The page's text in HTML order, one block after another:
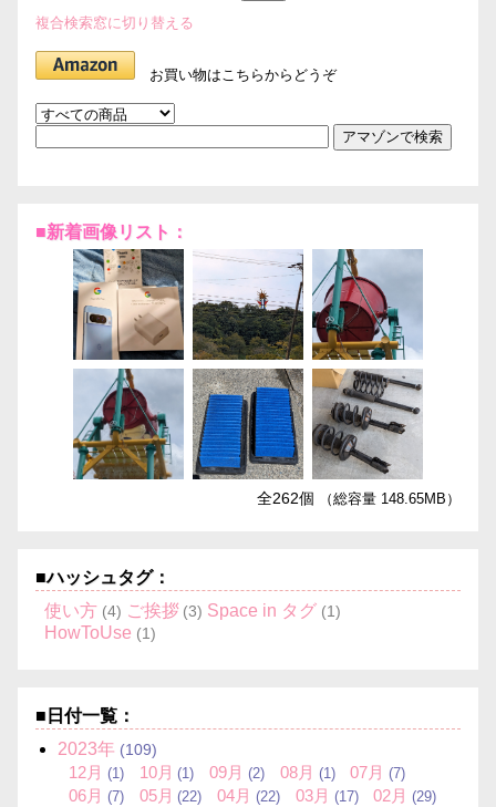
複合検索窓に切り替える
お買い物はこちらからどうぞ
■新着画像リスト：
全262個 （総容量 148.65MB）
■ハッシュタグ：
使い方 (4) ご挨拶 (3) Space in タグ (1)
HowToUse (1)
■日付一覧：
2023年 (109)
12月 (1) 10月 (1) 09月 (2) 08月 (1) 07月 (7)
06月 (7) 05月 (22) 04月 (22) 03月 (17) 02月 (29)